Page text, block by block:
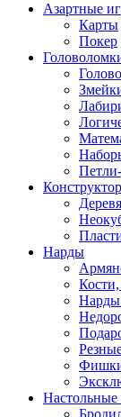
Азартные
Карты
Покер
Нарды
Нарды